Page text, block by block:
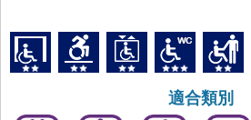
適合類別